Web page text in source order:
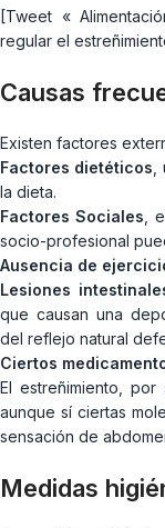
[Tweet «
regular el
Causas
Existen factores
Factores dietéticos
la dieta.
Factores Sociales ,
socio-profesional
Ausencia de
Lesiones
que causan una
del reflejo natural
Ciertos
El estreñimiento,
aunque sí ciertas
sensación de
Medidas